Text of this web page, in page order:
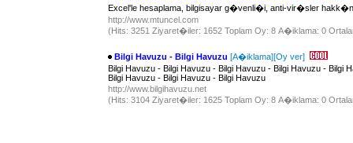
Excel'le hesaplama, bilgisayar g�venli�i, anti-vir�sler
http://www.mtuncel.com
(Hits: 3251 Ziyaret�iler: 1652 Toplam Oy: 8 A�iklama: 0
Bilgi Havuzu - Bilgi Havuzu [A�iklama][Oy ver]
Bilgi Havuzu - Bilgi Havuzu - Bilgi Havuzu - Bilgi Havuzu - Bilgi
Bilgi Havuzu - Bilgi Havuzu - Bilgi Havuzu
http://www.bilgihavuzu.net
(Hits: 3104 Ziyaret�iler: 1625 Toplam Oy: 8 A�iklama: 0